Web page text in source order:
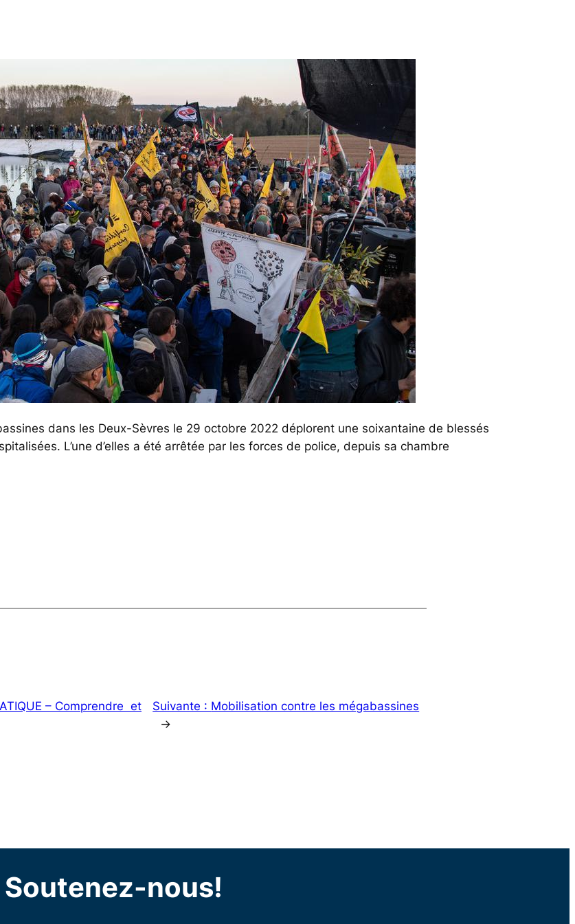
dans les Deux-Sèvres le 29 octobre 2022 déplorent une soixantaine de blessés
L’une d’elles a été arrêtée par les forces de police, depuis sa chambre
– Comprendre ­ et
Suivante : Mobilisation contre les mégabassines
→
Soutenez-nous!